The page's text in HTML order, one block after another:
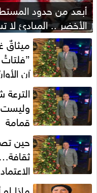
أبعد من حدود
الأخضر .. المبادئ
بصفارة الحكم ميثاقٌ
آن
فوضى الطلاق الشفهي!
الترعة
قمامة
حين
طبيعية
ماذا